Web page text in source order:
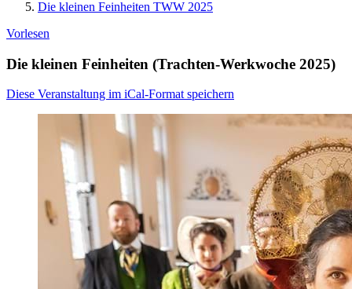
Die kleinen Feinheiten TWW 2025
Vorlesen
Die kleinen Feinheiten (Trachten-Werkwoche 2025)
Diese Veranstaltung im iCal-Format speichern